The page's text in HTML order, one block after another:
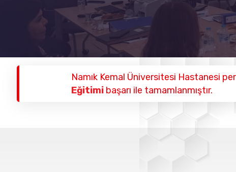
Namık Kemal Üniversitesi Hastanesi
Eğitimi başarı ile tamamlanmıştır.